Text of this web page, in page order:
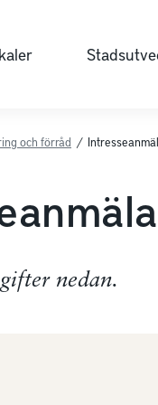
och förråd /
nedan.